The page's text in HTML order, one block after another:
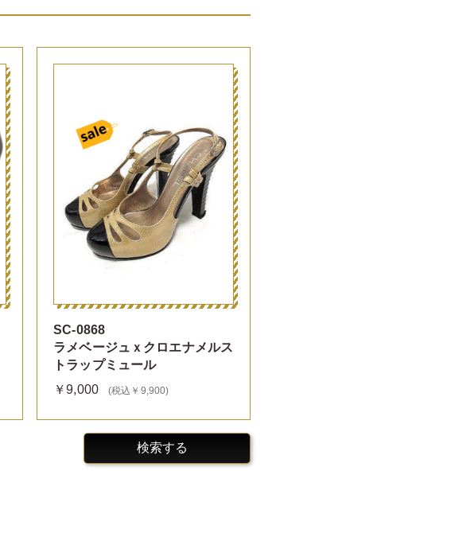
SC-0868
ラメベージュｘクロエナメルス
トラップミュール
￥9,000
(税込￥9,900)
検索する